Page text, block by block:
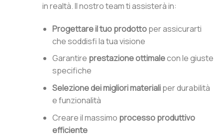
in realtà. Il nostro team ti assisterà in:
Progettare il tuo prodottoper assicurarti
che soddisfi la tua visione
Garantire prestazione ottimalecon le giuste
specifiche
Selezione dei migliori materialiper durabilità
e funzionalità
Creare il massimo processo produttivo
efficiente